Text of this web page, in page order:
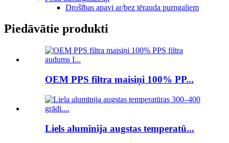
Drošības apavi ar/bez tērauda purngaliem
Piedāvātie produkti
OEM PPS filtra maisiņi 100% PP...
Liels alumīnija augstas temperatū...